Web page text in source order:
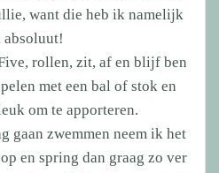
want die heb ik namelijk
absoluut!
rollen, zit, af en blijf ben
met een bal of stok en
om te apporteren.
gaan zwemmen neem ik het
en spring dan graag zo ver